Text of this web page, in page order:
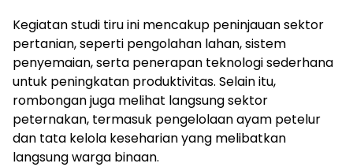
Kegiatan studi tiru ini mencakup peninjauan sektor
pertanian, seperti pengolahan lahan, sistem
penyemaian, serta penerapan teknologi sederhana
untuk peningkatan produktivitas. Selain itu,
rombongan juga melihat langsung sektor
peternakan, termasuk pengelolaan ayam petelur
dan tata kelola keseharian yang melibatkan
langsung warga binaan.